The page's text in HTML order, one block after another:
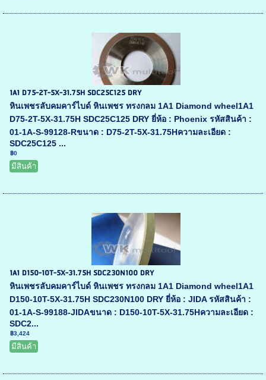
1A1 D75-2T-5X-31.75H SDC25C125 DRY
หินเพชรลับคมคาร์ไบด์ หินเพชร ทรงกลม 1A1 Diamond wheel1A1
D75-2T-5X-31.75H SDC25C125 DRY ยี่ห้อ : Phoenix รหัสสินค้า :
01-1A-S-99128-Rขนาด : D75-2T-5X-31.75Hความละเอียด :
SDC25C125 ...
฿0
มีสินค้า
1A1 D150-10T-5X-31.75H SDC230N100 DRY
หินเพชรลับคมคาร์ไบด์ หินเพชร ทรงกลม 1A1 Diamond wheel1A1
D150-10T-5X-31.75H SDC230N100 DRY ยี่ห้อ : JIDA รหัสสินค้า :
01-1A-S-99188-JIDAขนาด : D150-10T-5X-31.75Hความละเอียด :
SDC2...
฿3,424
มีสินค้า